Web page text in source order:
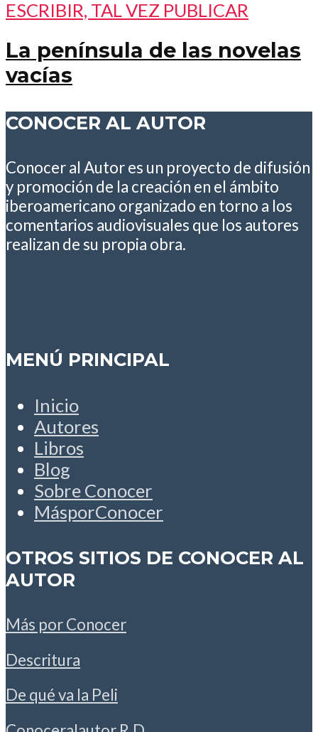
ESCRIBIR, TAL VEZ PUBLICAR
La península de las novelas
vacías
CONOCER AL AUTOR
Conocer al Autor es un proyecto de difusión
y promoción de la creación en el ámbito
iberoamericano organizado en torno a los
comentarios audiovisuales que los autores
realizan de su propia obra.
MENÚ PRINCIPAL
Inicio
Autores
Libros
Blog
Sobre Conocer
MásporConocer
OTROS SITIOS DE CONOCER AL
AUTOR
Más por Conocer
Descritura
De qué va la Peli